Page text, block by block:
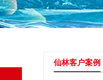
仙林客户案例